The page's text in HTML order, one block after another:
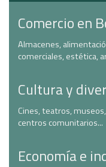
Comercio en
Almacenes,
comerciales, estética,
Cultura y
Cines, teatros,
centros comunitarios...
Economía e